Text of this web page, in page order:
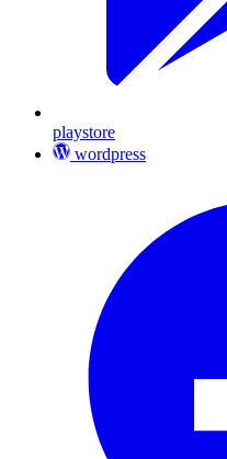
playstore
wordpress